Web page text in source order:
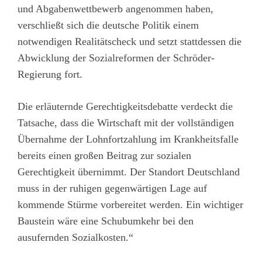
und Abgabenwettbewerb angenommen haben,
verschließt sich die deutsche Politik einem
notwendigen Realitätscheck und setzt stattdessen die
Abwicklung der Sozialreformen der Schröder-
Regierung fort.
Die erläuternde Gerechtigkeitsdebatte verdeckt die
Tatsache, dass die Wirtschaft mit der vollständigen
Übernahme der Lohnfortzahlung im Krankheitsfalle
bereits einen großen Beitrag zur sozialen
Gerechtigkeit übernimmt. Der Standort Deutschland
muss in der ruhigen gegenwärtigen Lage auf
kommende Stürme vorbereitet werden. Ein wichtiger
Baustein wäre eine Schubumkehr bei den
ausufernden Sozialkosten.“